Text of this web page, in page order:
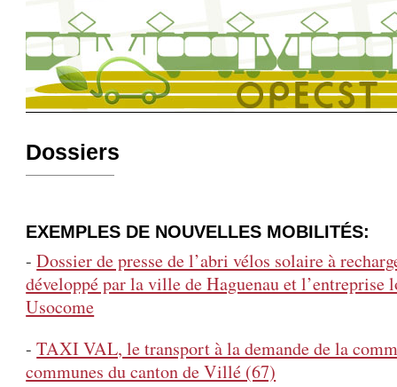
Dossiers
EXEMPLES DE NOUVELLES MOBILITÉS:
-Dossier de presse de l’abri vélos solaire à
développé par la ville de Haguenau et l’entreprise
Usocome
-TAXI VAL, le transport à la demande de la
communes du canton de Villé (67)